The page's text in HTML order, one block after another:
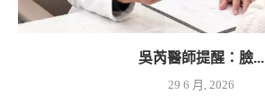
吳芮醫師提醒：臉...
29 6 月, 2026